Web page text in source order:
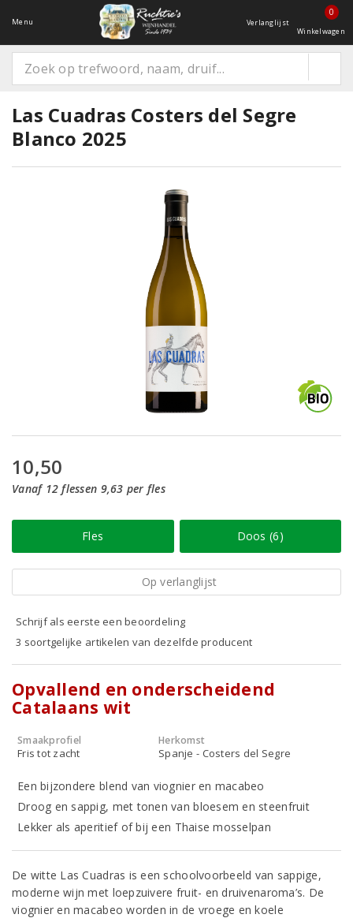
Menu Verlanglijst
0
Winkelwagen
Las Cuadras Costers del Segre
Blanco 2025
10,50
Vanaf 12 flessen 9,63 per fles
Fles Doos (6)
Op verlanglijst
Schrijf als eerste een beoordeling
3 soortgelijke artikelen van dezelfde producent
Opvallend en onderscheidend
Catalaans wit
Smaakprofiel
Fris tot zacht
Herkomst
Spanje - Costers del Segre
Een bijzondere blend van viognier en macabeo
Droog en sappig, met tonen van bloesem en steenfruit
Lekker als aperitief of bij een Thaise mosselpan
De witte Las Cuadras is een schoolvoorbeeld van sappige,
moderne wijn met loepzuivere fruit- en druivenaroma’s. De
viognier en macabeo worden in de vroege en koele